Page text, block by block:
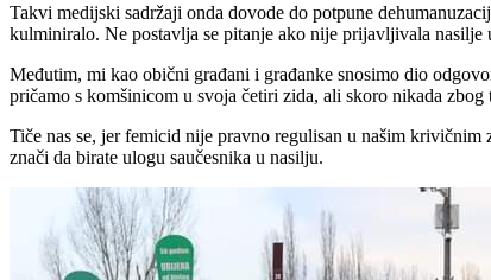
Takvi medijski sadržaji onda dovode do potpune
kulminiralo. Ne postavlja se pitanje ako nije prijavljivala
Međutim, mi kao obični građani i građanke snosimo dio
pričamo s komšinicom u svoja četiri zida, ali skoro nikada zbog
Tiče nas se, jer femicid nije pravno regulisan u našim
znači da birate ulogu saučesnika u nasilju.